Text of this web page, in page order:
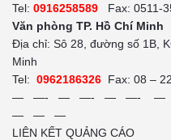
Tel: 0916258589 Fax: 0511-
Văn phòng TP. Hồ Chí Minh
Địa chỉ: Sô 28, đường số 1B,
Minh
Tel: 0962186326 Fax: 08 –
— —- — —- — —-
— — —
LIÊN KẾT QUẢNG CÁO